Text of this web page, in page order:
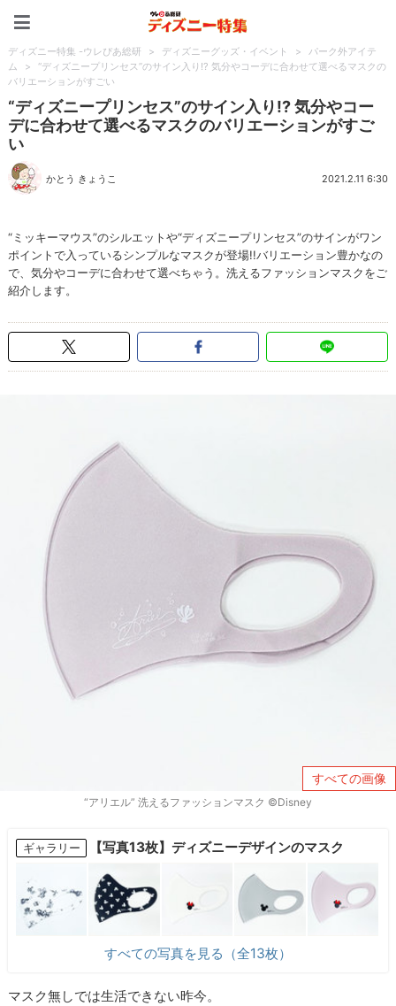
ディズニー特集 -ウレぴあ総研 > ディズニーグッズ・イベント >
パーク外アイテ
ム
>
“ディズニープリンセス”のサイン入り!? 気分やコーデに合わせて選べるマスクの
バリエーションがすごい
“ディズニープリンセス”のサイン入り!? 気分やコー
デに合わせて選べるマスクのバリエーションがすご
い
かとう きょうこ 2021.2.11 6:30
“ミッキーマウス”のシルエットや“ディズニープリンセス”のサインがワン
ポイントで入っているシンプルなマスクが登場!!バリエーション豊かなの
で、気分やコーデに合わせて選べちゃう。洗えるファッションマスクをご
紹介します。
すべての画像
“アリエル” 洗えるファッションマスク ©Disney
ギャラリー 【写真13枚】ディズニーデザインのマスク
すべての写真を見る（全13枚）
マスク無しでは生活できない昨今。